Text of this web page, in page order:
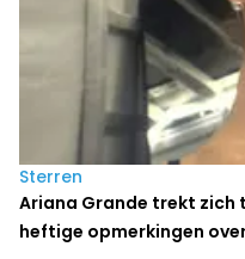
Sterren
Ariana Grande trekt zich
heftige opmerkingen